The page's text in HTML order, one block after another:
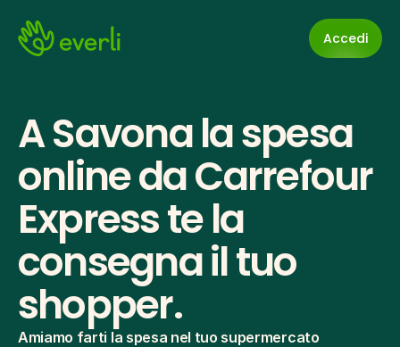
Accedi
A Savona la spesa
online da Carrefour
Express te la
consegna il tuo
shopper.
Amiamo farti la spesa nel tuo supermercato